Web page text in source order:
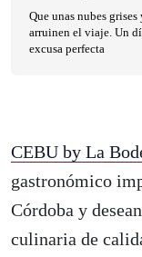
CEBU by La
gastronómico
Córdoba y
culinaria de
Que unas nubes
arruinen el viaje. Un
excusa perfecta